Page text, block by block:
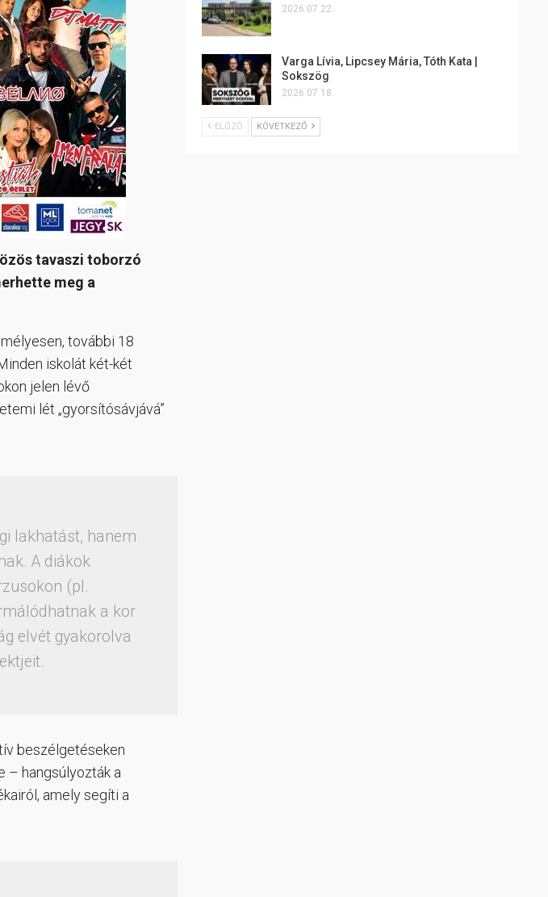
tavaszi toborzó
meg a
további 18
iskolát két-két
jelen lévő
lét „gyorsítósávjává”
lakhatást, hanem
A diákok
(pl.
a kor
elvét gyakorolva
beszélgetéseken
– hangsúlyozták a
amely segíti a
2026.07.22.
Varga Lívia, Lipcsey Mária, Tóth Kata |
Sokszög
2026.07.18.
ELŐZŐ KÖVETKEZŐ